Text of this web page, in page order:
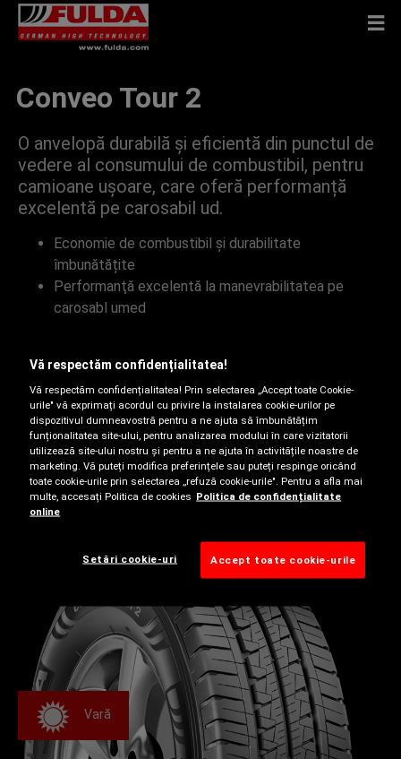
Conveo Tour 2
O anvelopă durabilă și eficientă din punctul de
vedere al consumului de combustibil, pentru
camioane ușoare, care oferă performanță
excelentă pe carosabil ud.
Economie de combustibil și durabilitate
îmbunătățite
Performanţă excelentă la manevrabilitatea pe
carosabl umed
Drum asfaltat
Caracteristicile tehnice sunt disponibile numai pentru
dimensiunile selectate. Utilizați motorul nostru de
căutare pentru a afla mai multe.
Vară
Vă respectăm confidențialitatea!
Vă respectăm confidențialitatea! Prin selectarea ,,Accept toate Cookie-
urile" vă exprimați acordul cu privire la instalarea cookie-urilor pe
dispozitivul dumneavostră pentru a ne ajuta să îmbunătățim
funționalitatea site-ului, pentru analizarea modului în care vizitatorii
utilizează site-ului nostru și pentru a ne ajuta în activitățile noastre de
marketing. Vă puteți modifica preferințele sau puteți respinge oricând
toate cookie-urile prin selectarea ,,refuză cookie-urile". Pentru a afla mai
multe, accesați Politica de cookies Politica de confidențialitate
online
Setări cookie-uri Accept toate cookie-urile